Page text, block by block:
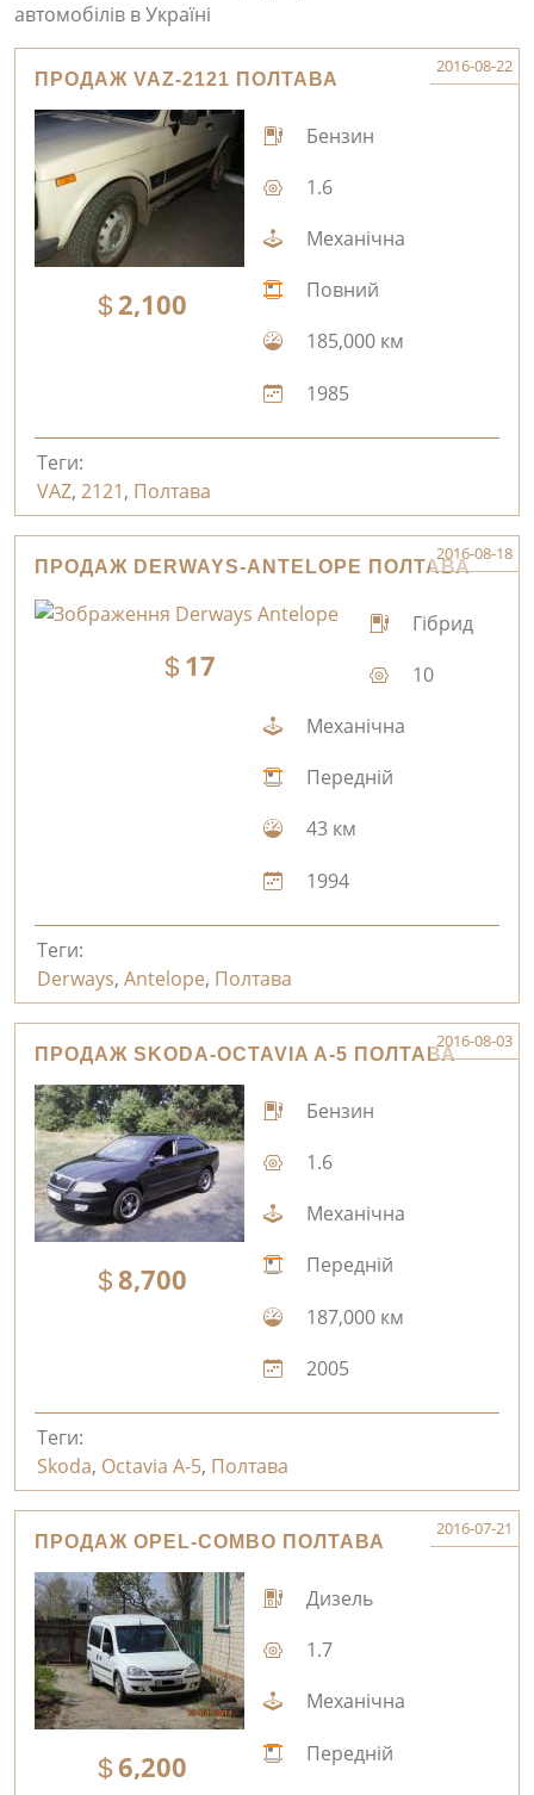
автомобілів в Україні
ПРОДАЖ VAZ-2121 ПОЛТАВА
2016-08-22
2,100
Бензин
1.6
Механічна
Повний
185,000 км
1985
Теги:
VAZ, 2121, Полтава
ПРОДАЖ DERWAYS-ANTELOPE ПОЛТАВА
2016-08-18
17
Гібрид
10
Механічна
Передній
43 км
1994
Теги:
Derways, Antelope, Полтава
ПРОДАЖ SKODA-OCTAVIA A-5 ПОЛТАВА
2016-08-03
8,700
Бензин
1.6
Механічна
Передній
187,000 км
2005
Теги:
Skoda, Octavia A-5, Полтава
ПРОДАЖ OPEL-COMBO ПОЛТАВА
2016-07-21
6,200
Дизель
1.7
Механічна
Передній